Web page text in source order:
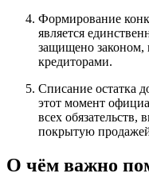
Формирование
является
защищено законом,
кредиторами.
Списание остатка
этот момент
всех
покрытую
О чём важно